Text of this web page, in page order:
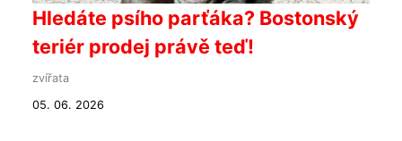
Hledáte psího parťáka? Bostonský
teriér prodej právě teď!
zvířata
05. 06. 2026